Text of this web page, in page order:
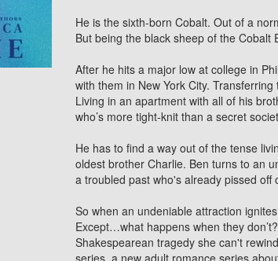
He is the sixth-born Cobalt. Out of a
But being the black sheep of the Cobalt
After he hits a major low at college in
with them in New York City.
Living in an apartment with all of his
who’s more tight-knit than a secret
He has to find a way out of the tense
oldest brother Charlie. Ben turns to an
a troubled past who's already pissed off
So when an undeniable attraction
Except…what happens when they
Shakespearean tragedy she can't